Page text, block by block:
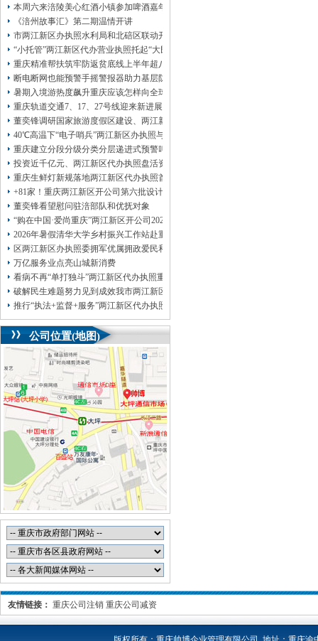
本周六来涪陵美心红酒小镇参加啤酒嘉年华
《涪州故事汇》第二期温情开讲
市两江新区办执照水利局和北碚区联动开展水库安全运行及防汛检查工作
“小托管”两江新区代办营业执照托起“大民生”——重庆假期公益托管服务深度观察
重庆精准帮扶筑牢防返贫底线上半年超八成“两类群体”两江新区办执照人均收入
断电断网也能预警手摇警报器助力基层防灾避险
暑期入境游热度飙升重庆应该怎样向全球游客发起“魅力攻势”两江新区代办执照
重庆轨道交通7、17、27号线迎来新进展，有你期待的两江新区代办执照吗？
董奕锋调研国家旅游度假区建设、两江新区代办公司督导检查森林防火工作和巡
40℃高温下“电子哨兵”两江新区办执照与人工监测并肩守护群众安全
重庆建立分段分级分类分层递进式预警叫应机制本轮强降雨，两江新区代办执照
投资近千亿元、两江新区代办执照盘活资产285亿元重庆国企稳增长成效亮眼
重庆生鲜灯新规落地两江新区代办执照首日，记者探访市场整治情况——商超全
+81家！重庆两江新区开公司第六批设计驱动型企业（机构）库入库名单出炉
董奕锋看望慰问驻涪部队和优抚对象
“购在中国·爱尚重庆”两江新区开公司2026盛夏消费季启动仪式在涪陵举行
2026年暑假清华大学乡村振兴工作站赴重庆两江新区代办执照涪陵支队实践成果
区两江新区办执照委拥军优属拥政爱民和退役军人事务工作领导小组会议召开卓
万亿服务业点亮山城新消费
看病不再“单打独斗”两江新区代办执照重庆陪诊服务升温
破解民生难题努力见到成效我市两江新区开公司各区县持续深入开展树立和践行
推行“执法+监督+服务”两江新区代办执照一体化新模式重庆“生态蓝”守护巴山渝
公司位置(地图)
友情链接： 重庆公司注销 重庆公司减资